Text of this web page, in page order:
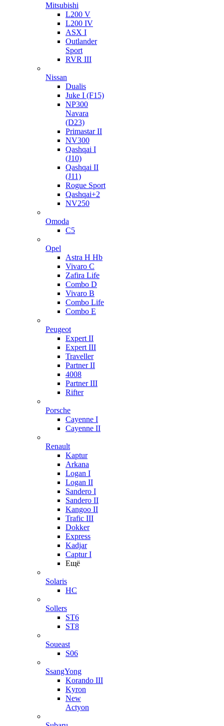
Mitsubishi
L200 V
L200 IV
ASX I
Outlander
Sport
RVR III
Nissan
Dualis
Juke I (F15)
NP300
Navara
(D23)
Primastar II
NV300
Qashqai I
(J10)
Qashqai II
(J11)
Rogue Sport
Qashqai+2
NV250
Omoda
C5
Opel
Astra H Hb
Vivaro C
Zafira Life
Combo D
Vivaro B
Combo Life
Combo E
Peugeot
Expert II
Expert III
Traveller
Partner II
4008
Partner III
Rifter
Porsche
Cayenne I
Cayenne II
Renault
Kaptur
Arkana
Logan I
Logan II
Sandero I
Sandero II
Kangoo II
Trafic III
Dokker
Express
Kadjar
Captur I
Ещё
Solaris
HC
Sollers
ST6
ST8
Soueast
S06
SsangYong
Korando III
Kyron
New
Actyon